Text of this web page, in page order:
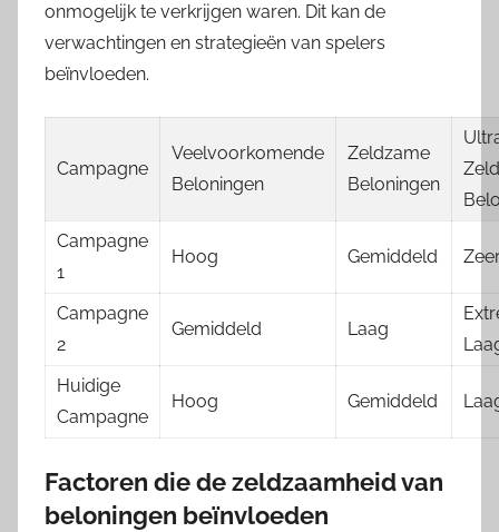
onmogelijk te verkrijgen waren. Dit kan de
verwachtingen en strategieën van spelers
beïnvloeden.
Campagne
Veelvoorkomende
Beloningen
Zeldzame
Beloningen
Campagne
1
Hoog Gemiddeld
Campagne
2
Gemiddeld Laag
Huidige
Campagne
Hoog Gemiddeld
Factoren die de zeldzaamheid van
beloningen beïnvloeden